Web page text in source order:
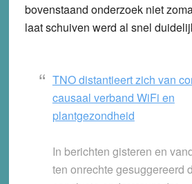
bovenstaand onderzoek niet
laat schuiven werd al snel
TNO distantieert zich van
causaal verband WiFi en
plantgezondheid
In berichten gisteren en
ten onrechte gesuggereerd